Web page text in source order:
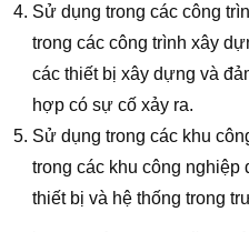
Sử dụng trong các công
trong các công trình xây
các thiết bị xây dựng và
hợp có sự cố xảy ra.
Sử dụng trong các khu
trong các khu công
thiết bị và hệ thống trong